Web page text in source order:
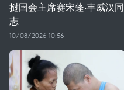
挝国会主席赛宋蓬·丰威汉同
志
10/08/2026 10:56